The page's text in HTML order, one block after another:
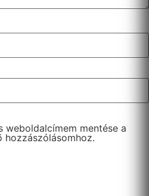
weboldalcímem mentése a
hozzászólásomhoz.